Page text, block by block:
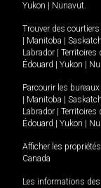
Yukon
Nunavut.
Trouver des courtiers
Manitoba
Labrador
Territoires
Édouard
Yukon
Parcourir les bureaux
Manitoba
Labrador
Territoires
Édouard
Yukon
Afficher les
Canada
Les informations